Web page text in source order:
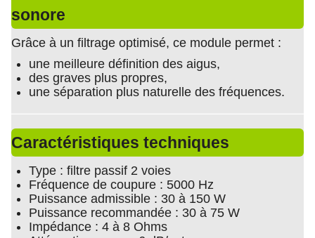
sonore
Grâce à un filtrage optimisé, ce module permet :
une meilleure définition des aigus,
des graves plus propres,
une séparation plus naturelle des fréquences.
Caractéristiques techniques
Type : filtre passif 2 voies
Fréquence de coupure : 5000 Hz
Puissance admissible : 30 à 150 W
Puissance recommandée : 30 à 75 W
Impédance : 4 à 8 Ohms